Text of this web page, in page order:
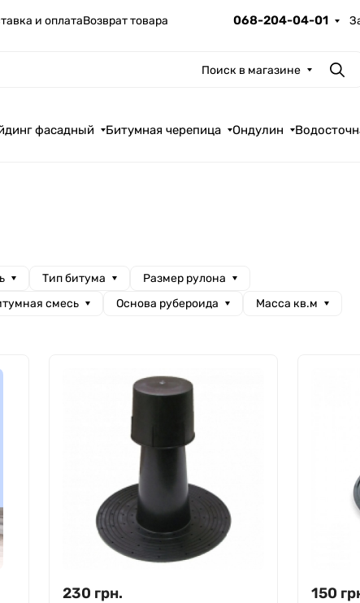
и оплатаВозврат товара 068-204-04-01
Поиск в магазине
фасадный Битумная черепица Ондулин
Тип битума
Размер рулона
смесь Основа рубероида
Масса кв.м
230 грн. 150